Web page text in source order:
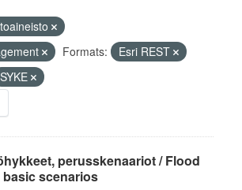
Formats:
Esri REST
SYKE
perusskenaariot / Flood
basic scenarios